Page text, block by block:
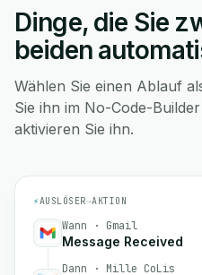
Dinge, die Sie
beiden
Wählen Sie einen Ablauf
Sie ihn im No-Code-
aktivieren Sie ihn.
⚡AUSLÖSER→AKTION
Wann · Gmail
Message Received
Dann · Mille CoLis